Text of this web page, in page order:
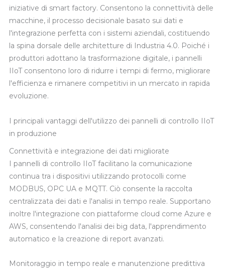
iniziative di smart factory. Consentono la connettività delle
macchine, il processo decisionale basato sui dati e
l'integrazione perfetta con i sistemi aziendali, costituendo
la spina dorsale delle architetture di Industria 4.0. Poiché i
produttori adottano la trasformazione digitale, i pannelli
IIoT consentono loro di ridurre i tempi di fermo, migliorare
l'efficienza e rimanere competitivi in un mercato in rapida
evoluzione.
I principali vantaggi dell'utilizzo dei pannelli di controllo IIoT
in produzione
Connettività e integrazione dei dati migliorate
I pannelli di controllo IIoT facilitano la comunicazione
continua tra i dispositivi utilizzando protocolli come
MODBUS, OPC UA e MQTT. Ciò consente la raccolta
centralizzata dei dati e l'analisi in tempo reale. Supportano
inoltre l'integrazione con piattaforme cloud come Azure e
AWS, consentendo l'analisi dei big data, l'apprendimento
automatico e la creazione di report avanzati.
Monitoraggio in tempo reale e manutenzione predittiva